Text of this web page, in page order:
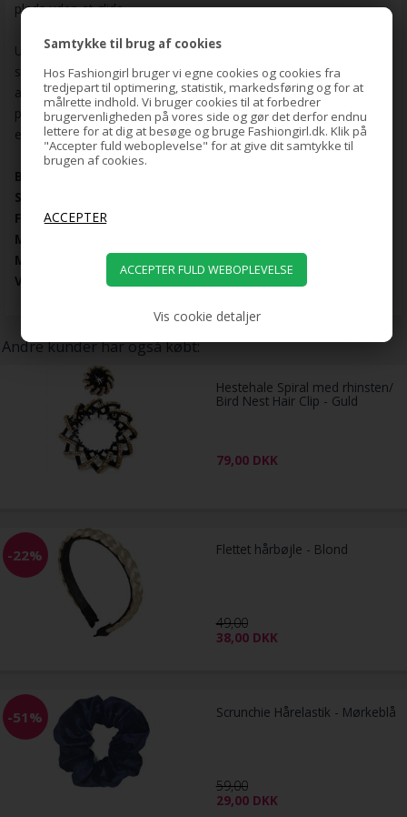
Samtykke til brug af cookies
Hos Fashiongirl bruger vi egne cookies og cookies fra
tredjepart til optimering, statistik, markedsføring og for at
målrette indhold. Vi bruger cookies til at forbedrer
brugervenligheden på vores side og gør det derfor endnu
lettere for at dig at besøge og bruge Fashiongirl.dk. Klik på
"Accepter fuld weboplevelse" for at give dit samtykke til
brugen af cookies.
Vis cookie detaljer
plads uden at glide.
Udover sin funktionelle anvendelse er dette hårbånd også et
stilfuldt tilbehør, der kan fremhæve din personlige stil. Brug det til
at skabe en slank og elegant frisure, eller brug det som en
praktisk løsning til at holde dit hår væk fra ansigtet under træning
eller daglige gøremål.
BRAND:
STYLE:
FARVE:Hvid
MATERIALE:
MÅL:
VÆGT:
Andre kunder har også købt:
Hestehale Spiral med rhinsten/
Bird Nest Hair Clip - Guld
79,00 DKK
-22% Flettet hårbøjle - Blond
49,00
38,00 DKK
-51% Scrunchie Hårelastik - Mørkeblå
59,00
29,00 DKK